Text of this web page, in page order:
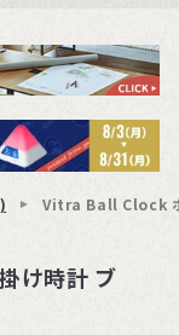
Vitra Ball Clock ボ
け時計 ブ